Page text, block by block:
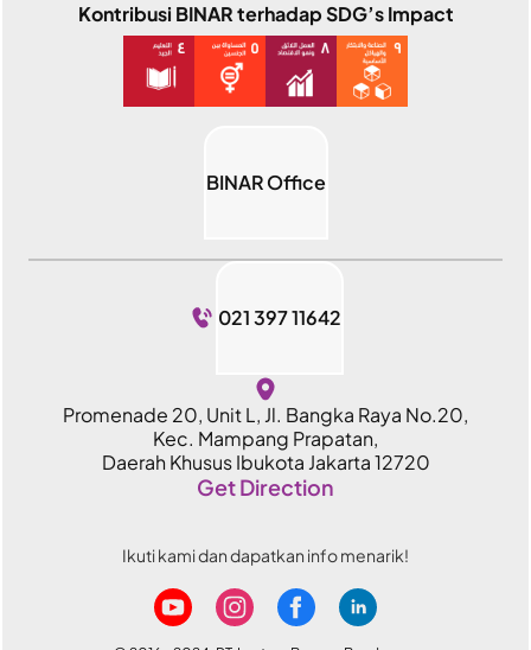
Kontribusi BINAR terhadap SDG’s Impact
BINAR Office
021 397 11642
Promenade 20, Unit L, Jl. Bangka Raya No.20,
Kec. Mampang Prapatan,
Daerah Khusus Ibukota Jakarta 12720
Get Direction
Ikuti kami dan dapatkan info menarik!